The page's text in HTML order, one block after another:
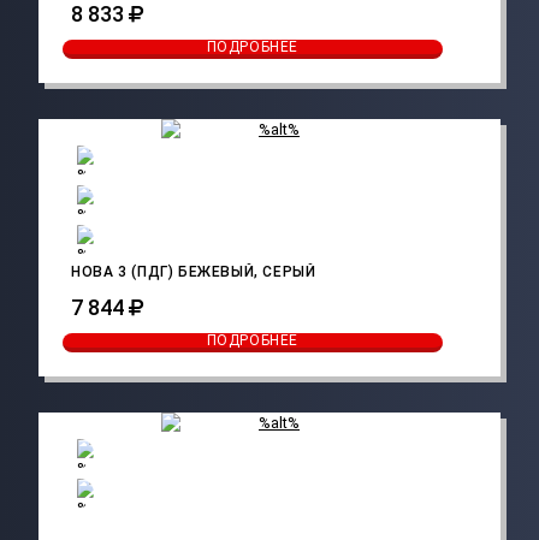
8 833
ПОДРОБНЕЕ
НОВА 3 (ПДГ) БЕЖЕВЫЙ, СЕРЫЙ
7 844
ПОДРОБНЕЕ